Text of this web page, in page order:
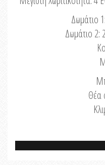
Δωμάτιο
Δωμάτιο
Θέα